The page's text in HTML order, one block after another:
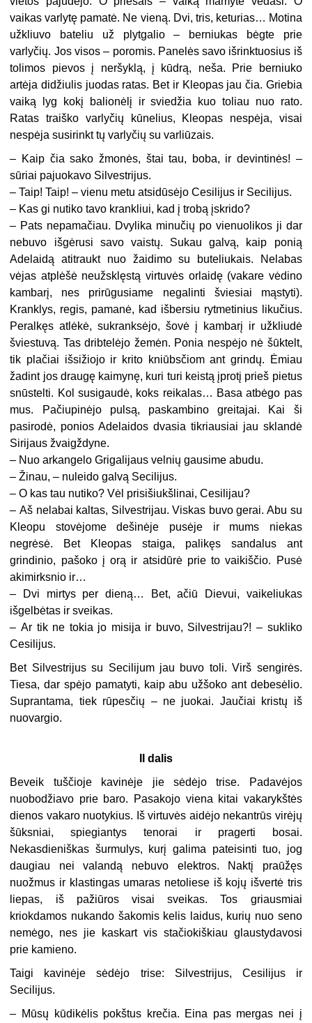
vaikas varlytę pamatė. Ne vieną. Dvi, tris, keturias… Motina
užkliuvo bateliu už plytgalio – berniukas bėgte prie
varlyčių. Jos visos – poromis. Panelės savo išrinktuosius iš
tolimos pievos į neršyklą, į kūdrą, neša. Prie berniuko
artėja didžiulis juodas ratas. Bet ir Kleopas jau čia. Griebia
vaiką lyg kokį balionėlį ir sviedžia kuo toliau nuo rato.
Ratas traiško varlyčių kūnelius, Kleopas nespėja, visai
nespėja susirinkt tų varlyčių su varliūzais.
– Kaip čia sako žmonės, štai tau, boba, ir devintinės! –
sūriai pajuokavo Silvestrijus.
–Taip! Taip! – vienu metu atsidūsėjo Cesilijus ir Secilijus.
– Kas gi nutiko tavo krankliui, kad į trobą įskrido?
– Pats nepamačiau. Dvylika minučių po vienuolikos ji dar
nebuvo išgėrusi savo vaistų. Sukau galvą, kaip ponią
Adelaidą atitraukt nuo žaidimo su buteliukais. Nelabas
vėjas atplėšė neužsklęstą virtuvės orlaidę (vakare vėdino
kambarį, nes prirūgusiame negalinti šviesiai mąstyti).
Kranklys, regis, pamanė, kad išbersiu rytmetinius likučius.
Peralkęs atlėkė, sukranksėjo, šovė į kambarį ir užkliudė
šviestuvą. Tas dribtelėjo žemėn. Ponia nespėjo nė šūktelt,
tik plačiai išsižiojo ir krito kniūbsčiom ant grindų. Ėmiau
žadint jos draugę kaimynę, kuri turi keistą įprotį prieš pietus
snūstelti. Kol susigaudė, koks reikalas… Basa atbėgo pas
mus. Pačiupinėjo pulsą, paskambino greitajai. Kai ši
pasirodė, ponios Adelaidos dvasia tikriausiai jau sklandė
Sirijaus žvaigždyne.
– Nuo arkangelo Grigalijaus velnių gausime abudu.
–Žinau, – nuleido galvą Secilijus.
–O kas tau nutiko? Vėl prisišiukšlinai, Cesilijau?
–Aš nelabai kaltas, Silvestrijau. Viskas buvo gerai. Abu su
Kleopu stovėjome dešinėje pusėje ir mums niekas
negrėsė. Bet Kleopas staiga, palikęs sandalus ant
grindinio, pašoko į orą ir atsidūrė prie to vaikiščio. Pusė
akimirksnio ir…
–
Dvi mirtys per dieną… Bet, ačiū Dievui, vaikeliukas
išgelbėtas ir sveikas.
–Ar tik ne tokia jo misija ir buvo, Silvestrijau?! – sukliko
Cesilijus.
Bet Silvestrijus su Secilijum jau buvo toli. Virš sengirės.
Tiesa, dar spėjo pamatyti, kaip abu užšoko ant debesėlio.
Suprantama, tiek rūpesčių – ne juokai. Jaučiai kristų iš
nuovargio.
II dalis
Beveik tuščioje kavinėje jie sėdėjo trise. Padavėjos
nuobodžiavo prie baro. Pasakojo viena kitai vakarykštės
dienos vakaro nuotykius. Iš virtuvės aidėjo nekantrūs virėjų
šūksniai, spiegiantys tenorai ir pragerti bosai.
Nekasdieniškas šurmulys, kurį galima pateisinti tuo, jog
daugiau nei valandą nebuvo elektros. Naktį praūžęs
nuožmus ir klastingas umaras netoliese iš kojų išvertė tris
liepas, iš pažiūros visai sveikas. Tos griausmiai
kriokdamos nukando šakomis kelis laidus, kurių nuo seno
nemėgo, nes jie kaskart vis stačiokiškiau glaustydavosi
prie kamieno.
Taigi kavinėje sėdėjo trise: Silvestrijus, Cesilijus ir
Secilijus.
– Mūsų kūdikėlis pokštus krečia. Eina pas mergas nei į